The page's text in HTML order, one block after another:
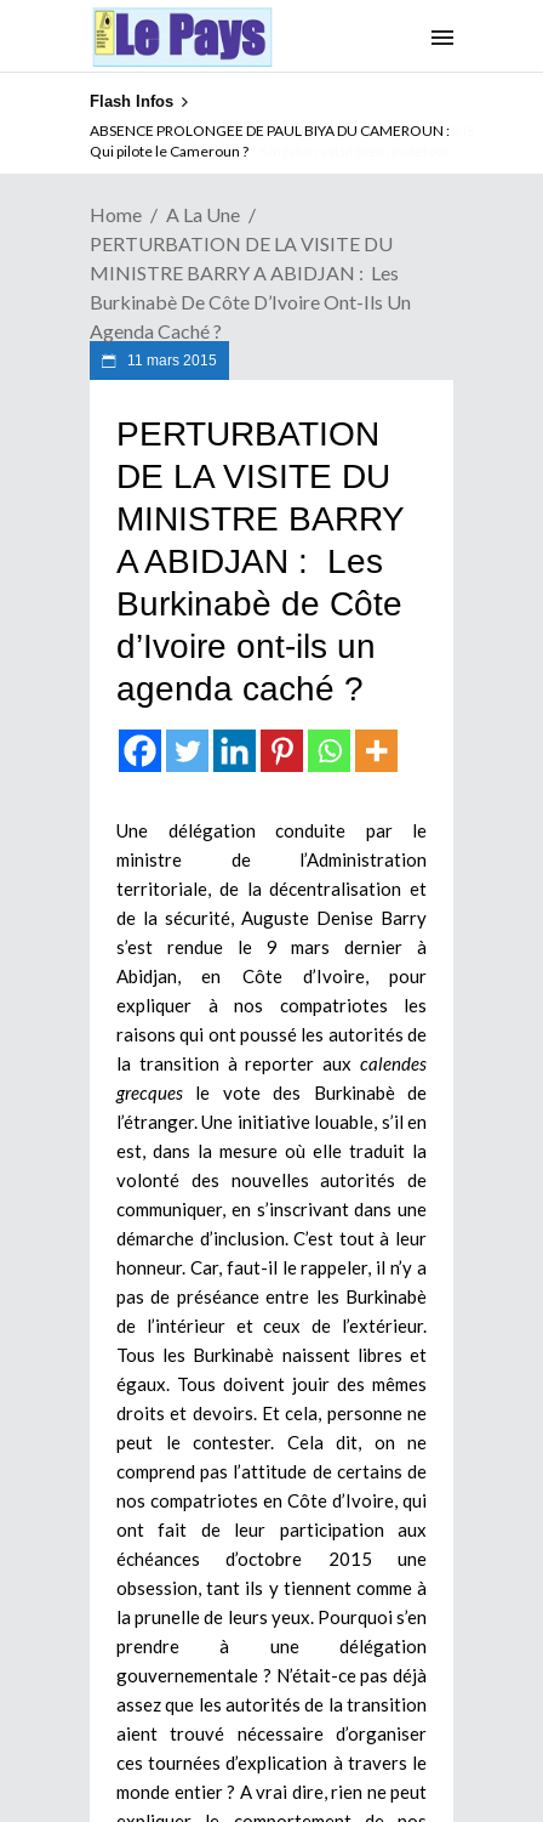
Flash Infos
ABSENCE PROLONGEE DE PAUL BIYA DU CAMEROUN :
Qui pilote le Cameroun ?
Home
A La Une
PERTURBATION DE LA VISITE DU
MINISTRE BARRY A ABIDJAN : Les
Burkinabè De Côte D’Ivoire Ont-Ils Un
Agenda Caché ?
11 mars 2015
PERTURBATION
DE LA VISITE DU
MINISTRE BARRY
A ABIDJAN : Les
Burkinabè de Côte
d’Ivoire ont-ils un
agenda caché ?
Une délégation conduite par le
ministre de l’Administration
territoriale, de la décentralisation et
de la sécurité, Auguste Denise Barry
s’est rendue le 9 mars dernier à
Abidjan, en Côte d’Ivoire, pour
expliquer à nos compatriotes les
raisons qui ont poussé les autorités de
la transition à reporter aux calendes
grecques le vote des Burkinabè de
l’étranger. Une initiative louable, s’il en
est, dans la mesure où elle traduit la
volonté des nouvelles autorités de
communiquer, en s’inscrivant dans une
démarche d’inclusion. C’est tout à leur
honneur. Car, faut-il le rappeler, il n’y a
pas de préséance entre les Burkinabè
de l’intérieur et ceux de l’extérieur.
Tous les Burkinabè naissent libres et
égaux. Tous doivent jouir des mêmes
droits et devoirs. Et cela, personne ne
peut le contester. Cela dit, on ne
comprend pas l’attitude de certains de
nos compatriotes en Côte d’Ivoire, qui
ont fait de leur participation aux
échéances d’octobre 2015 une
obsession, tant ils y tiennent comme à
la prunelle de leurs yeux. Pourquoi s’en
prendre à une délégation
gouvernementale ? N’était-ce pas déjà
assez que les autorités de la transition
aient trouvé nécessaire d’organiser
ces tournées d’explication à travers le
monde entier ? A vrai dire, rien ne peut